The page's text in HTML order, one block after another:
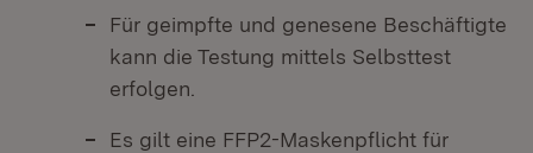
Für geimpfte und genesene Beschäftigte
kann die Testung mittels Selbsttest
erfolgen.
Es gilt eine FFP2-Maskenpflicht für